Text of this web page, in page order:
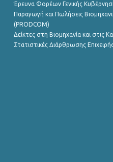
Έρευνα Φορέων Γενικής
Παραγωγή και Πωλήσεις
(PRODCOM)
Δείκτες στη Βιομηχανία και στις
Στατιστικές Διάρθρωσης